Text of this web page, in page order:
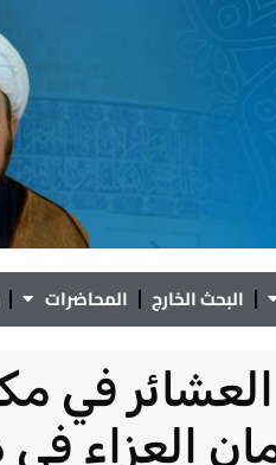
البحث الخارج المحاضرات
في
العزاء في